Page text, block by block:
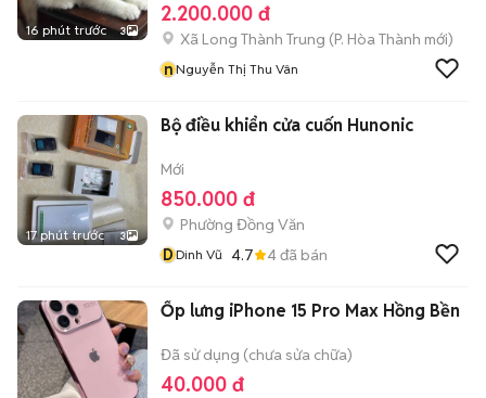
16 phút trước 3
2.200.000 đ
Xã Long Thành Trung (P. Hòa Thành mới)
nNguyễn Thị Thu Vân
17 phút trước 3
Bộ điều khiển cửa cuốn Hunonic
Mới
850.000 đ
Phường Đồng Văn
DDinh Vũ 4.7 4đã bán
Ốp lưng iPhone 15 Pro Max Hồng Bền
Đã sử dụng (chưa sửa chữa)
40.000 đ